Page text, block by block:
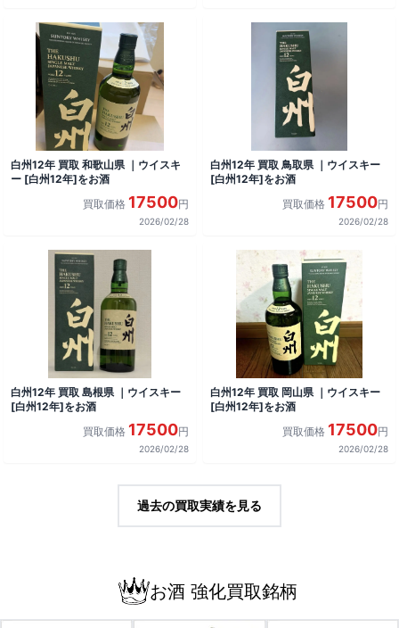
白州12年 買取 和歌山県 ｜ウイスキ
ー [白州12年]をお酒
買取価格 17500円
2026/02/28
白州12年 買取 鳥取県 ｜ウイスキー
[白州12年]をお酒
買取価格 17500円
2026/02/28
白州12年 買取 島根県 ｜ウイスキー
[白州12年]をお酒
買取価格 17500円
2026/02/28
白州12年 買取 岡山県 ｜ウイスキー
[白州12年]をお酒
買取価格 17500円
2026/02/28
過去の買取実績を見る
お酒 強化買取銘柄